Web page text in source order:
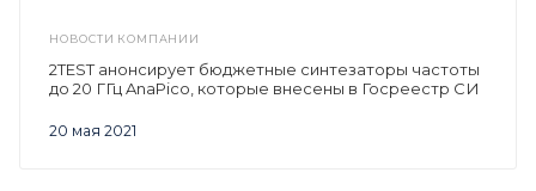
НОВОСТИ КОМПАНИИ
20 мая 2021
2TEST анонсирует бюджетные синтезаторы частоты
до 20 ГГц AnaPico, которые внесены в Госреестр СИ